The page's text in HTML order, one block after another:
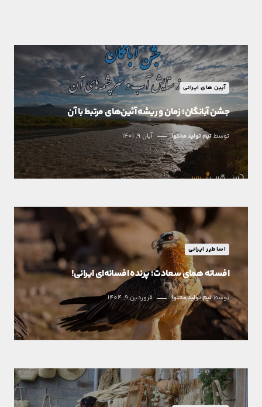
آیین های ایرانی
جشن آبانگان؛ زمان و ریشه آئین‌های مرتبط با آن
توسطتیم تولید محتوا آبان 9, 1401
اساطیر ایرانی
افسانه همای سعادت؛ پرنده افسانه‌ای ایرانی!
توسطتیم تولید محتوا فروردین 9, 1404